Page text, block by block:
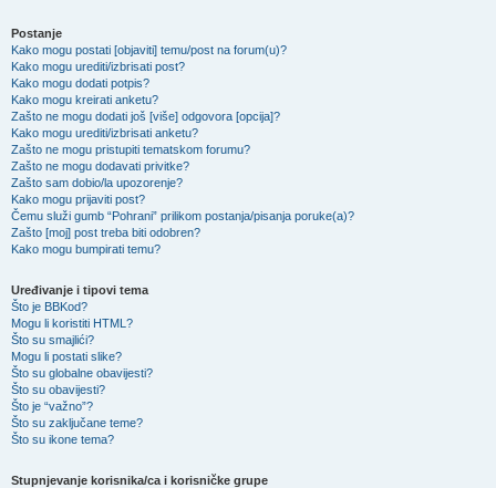
Postanje
Kako mogu postati [objaviti] temu/post na forum(u)?
Kako mogu urediti/izbrisati post?
Kako mogu dodati potpis?
Kako mogu kreirati anketu?
Zašto ne mogu dodati još [više] odgovora [opcija]?
Kako mogu urediti/izbrisati anketu?
Zašto ne mogu pristupiti tematskom forumu?
Zašto ne mogu dodavati privitke?
Zašto sam dobio/la upozorenje?
Kako mogu prijaviti post?
Čemu služi gumb “Pohrani” prilikom postanja/pisanja poruke(a)?
Zašto [moj] post treba biti odobren?
Kako mogu bumpirati temu?
Uređivanje i tipovi tema
Što je BBKod?
Mogu li koristiti HTML?
Što su smajlići?
Mogu li postati slike?
Što su globalne obavijesti?
Što su obavijesti?
Što je “važno”?
Što su zaključane teme?
Što su ikone tema?
Stupnjevanje korisnika/ca i korisničke grupe